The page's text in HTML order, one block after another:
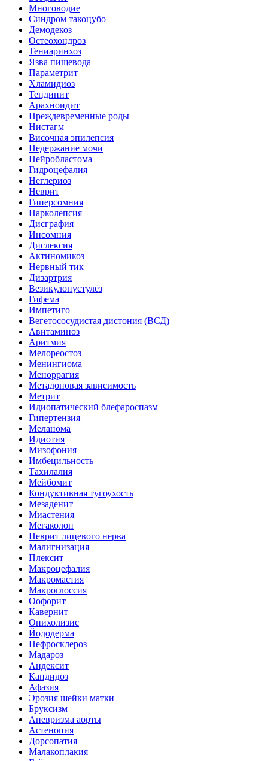
Многоводие
Синдром такоцубо
Демодекоз
Остеохондроз
Тениаринхоз
Язва пищевода
Параметрит
Хламидиоз
Тендинит
Арахноидит
Преждевременные роды
Нистагм
Височная эпилепсия
Недержание мочи
Нейробластома
Гидроцефалия
Неглериоз
Неврит
Гиперсомния
Нарколепсия
Дисграфия
Инсомния
Дислексия
Актиномикоз
Нервный тик
Дизартрия
Везикулопустулёз
Гифема
Импетиго
Вегетососудистая дистония (ВСД)
Авитаминоз
Аритмия
Мелореостоз
Менингиома
Меноррагия
Метадоновая зависимость
Метрит
Идиопатический блефароспазм
Гипертензия
Меланома
Идиотия
Мизофония
Имбецильность
Тахилалия
Мейбомит
Кондуктивная тугоухость
Мезаденит
Миастения
Мегаколон
Неврит лицевого нерва
Малигнизация
Плексит
Макроцефалия
Макромастия
Макроглоссия
Оофорит
Кавернит
Онихолизис
Йододерма
Нефросклероз
Мадароз
Андексит
Кандидоз
Афазия
Эрозия шейки матки
Бруксизм
Аневризма аорты
Астенопия
Дорсопатия
Малакоплакия